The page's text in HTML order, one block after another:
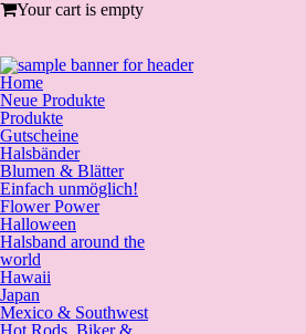
Your cart is empty
Home
Neue Produkte
Produkte
Gutscheine
Halsbänder
Blumen & Blätter
Einfach unmöglich!
Flower Power
Halloween
Halsband around the
world
Hawaii
Japan
Mexico & Southwest
Hot Rods, Biker &